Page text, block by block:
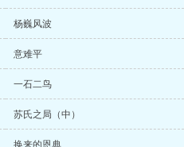
杨巍风波
意难平
一石二鸟
苏氏之局（中）
换来的恩典